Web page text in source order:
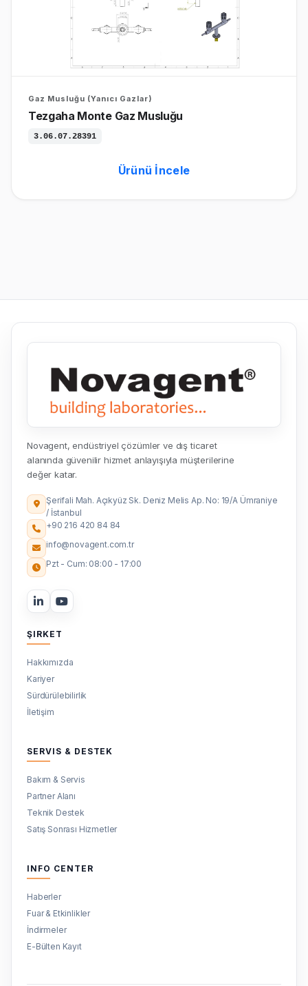
Gaz Musluğu (Yanıcı Gazlar)
Tezgaha Monte Gaz Musluğu
3.06.07.28391
Ürünü İncele
Novagent, endüstriyel çözümler ve dış ticaret
alanında güvenilir hizmet anlayışıyla müşterilerine
değer katar.
Şerifali Mah. Açıkyüz Sk. Deniz Melis Ap. No: 19/A Ümraniye
/ İstanbul
+90 216 420 84 84
info@novagent.com.tr
Pzt - Cum: 08:00 - 17:00
ŞIRKET
Hakkımızda
Kariyer
Sürdürülebilirlik
İletişim
SERVIS & DESTEK
Bakım & Servis
Partner Alanı
Teknik Destek
Satış Sonrası Hizmetler
INFO CENTER
Haberler
Fuar & Etkinlikler
İndirmeler
E-Bülten Kayıt